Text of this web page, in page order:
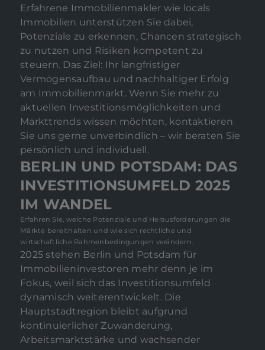
Erfahrene Immobilienmakler wie locals
Immobilien unterstützen Sie dabei,
Potenziale zu erkennen, Chancen strategisch
zu nutzen und Risiken kompetent zu
steuern. Das Ziel: Ihr langfristiger
Vermögensaufbau und nachhaltiger Erfolg
am Immobilienmarkt. Wenn Sie mehr zu
aktuellen Investitionsmöglichkeiten und
Markttrends wissen möchten, kontaktieren
Sie uns gerne unverbindlich – wir beraten Sie
persönlich und individuell.
BERLIN UND POTSDAM: DAS
INVESTITIONSUMFELD 2025
IM WANDEL
Erfahren Sie, welche Potenziale und Herausforderungen die
Märkte bereithalten und wie sich rechtliche und
wirtschaftliche Rahmenbedingungen verändern.
2025 stehen Berlin und Potsdam für
Immobilieninvestoren mehr denn je im
Fokus, weil sich das Investitionsumfeld
dynamisch weiterentwickelt. Die
Hauptstadtregion bleibt aufgrund
kontinuierlicher Zuwanderung,
Arbeitsmarktstärke und wachsender